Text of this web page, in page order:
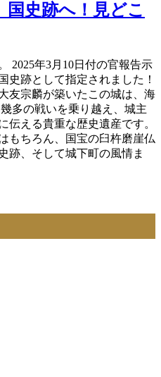
国史跡へ！見どこ
2025年3月10日付の官報告示
史跡として指定されました！
友宗麟が築いたこの城は、海
多の戦いを乗り越え、城主
伝える貴重な歴史遺産です。
もちろん、国宝の臼杵磨崖仏
跡、そして城下町の風情ま